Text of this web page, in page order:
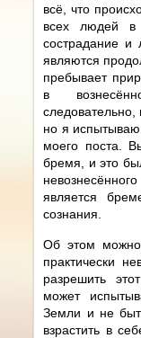
всё, что
всех людей
сострадание
являются
пребывает
в
но я
моего поста.
бремя, и это
является
сознания.
Об этом можно
практически
разрешить
может
Земли и не
взрастить в